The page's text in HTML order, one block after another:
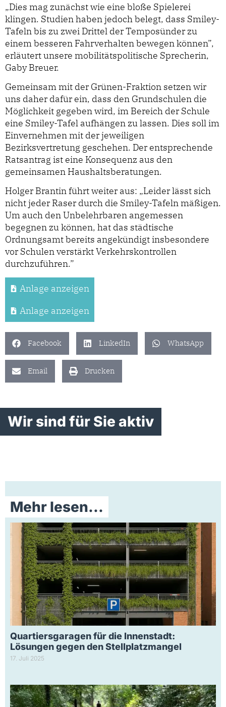
„Dies mag zunächst wie eine bloße Spielerei
klingen. Studien haben jedoch belegt, dass Smiley-
Tafeln bis zu zwei Drittel der Temposünder zu
einem besseren Fahrverhalten bewegen können”,
erläutert unsere mobilitätspolitische Sprecherin,
Gaby Breuer.
Gemeinsam mit der Grünen-Fraktion setzen wir
uns daher dafür ein, dass den Grundschulen die
Möglichkeit gegeben wird, im Bereich der Schule
eine Smiley-Tafel aufhängen zu lassen. Dies soll im
Einvernehmen mit der jeweiligen
Bezirksvertretung geschehen. Der entsprechende
Ratsantrag ist eine Konsequenz aus den
gemeinsamen Haushaltsberatungen.
Holger Brantin führt weiter aus: „Leider lässt sich
nicht jeder Raser durch die Smiley-Tafeln mäßigen.
Um auch den Unbelehrbaren angemessen
begegnen zu können, hat das städtische
Ordnungsamt bereits angekündigt insbesondere
vor Schulen verstärkt Verkehrskontrollen
durchzuführen.”
Anlage anzeigen
Anlage anzeigen
Facebook LinkedIn WhatsApp
Email Drucken
Wir sind für Sie aktiv
Mehr lesen...
Quartiersgaragen für die Innenstadt:
Lösungen gegen den Stellplatzmangel
17. Juli 2025